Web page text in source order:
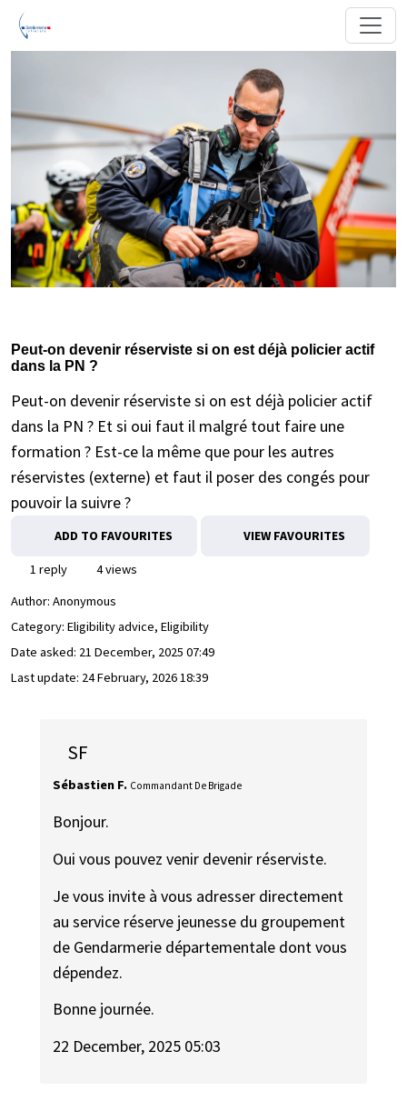
Peut-on devenir réserviste si on est déjà policier actif
dans la PN ?
Peut-on devenir réserviste si on est déjà policier actif
dans la PN ? Et si oui faut il malgré tout faire une
formation ? Est-ce la même que pour les autres
réservistes (externe) et faut il poser des congés pour
pouvoir la suivre ?
ADD TO FAVOURITES VIEW FAVOURITES
1 reply
4 views
Author: Anonymous
Category: Eligibility advice, Eligibility
Date asked: 21 December, 2025 07:49
Last update: 24 February, 2026 18:39
SF
Sébastien F. Commandant De Brigade
Bonjour.
Oui vous pouvez venir devenir réserviste.
Je vous invite à vous adresser directement
au service réserve jeunesse du groupement
de Gendarmerie départementale dont vous
dépendez.
Bonne journée.
22 December, 2025 05:03